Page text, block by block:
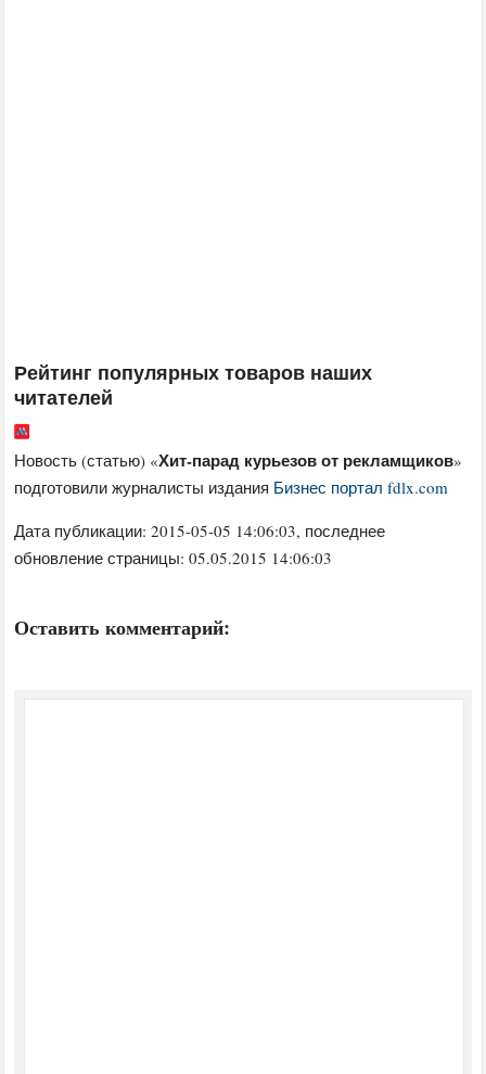
Рейтинг популярных товаров наших
читателей
Новость (статью) «Хит-парад курьезов от рекламщиков»
подготовили журналисты издания Бизнес портал fdlx.com
Дата публикации:2015-05-05 14:06:03, последнее
обновление страницы: 05.05.2015 14:06:03
Оставить комментарий: